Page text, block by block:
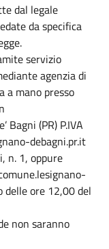
dal legale
da specifica
servizio
agenzia di
a mano presso
Bagni (PR) P.IVA
debagni.pr.it
n. 1, oppure
ore 12,00 del
non saranno